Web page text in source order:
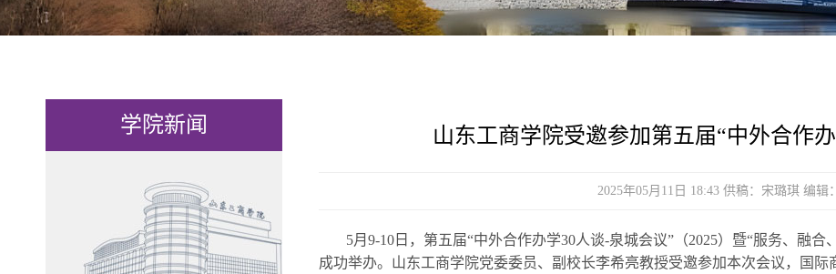
学院新闻 山东工商学院受邀参加第五届“中外合作办
2025年05月11日 18:43 供稿：宋璐琪 编
5月9-10日，第五届“中外合作办学30人谈-泉城会议”（2025）暨“服务、融
成功举办。山东工商学院党委委员、副校长李希亮教授受邀参加本次会议，国际